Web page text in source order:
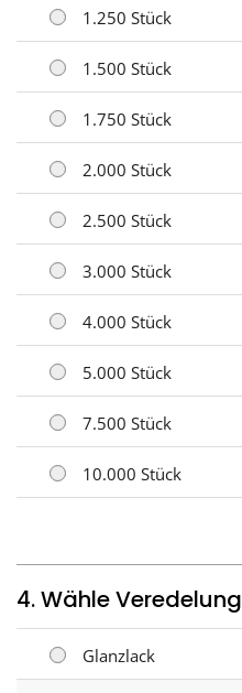
1.250 Stück
1.500 Stück
1.750 Stück
2.000 Stück
2.500 Stück
3.000 Stück
4.000 Stück
5.000 Stück
7.500 Stück
10.000 Stück
4. Wähle Veredelung
Glanzlack